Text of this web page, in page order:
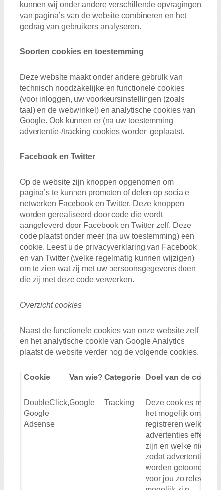
kunnen wij onder andere verschillende opvragingen
van pagina’s van de website combineren en het
gedrag van gebruikers analyseren.
Soorten cookies en toestemming
Deze website maakt onder andere gebruik van
technisch noodzakelijke en functionele cookies
(voor inloggen, uw voorkeursinstellingen (zoals
taal) en de webwinkel) en analytische cookies van
Google. Ook kunnen er (na uw toestemming
advertentie-/tracking cookies worden geplaatst.
Facebook en Twitter
Op de website zijn knoppen opgenomen om
pagina’s te kunnen promoten of delen op sociale
netwerken Facebook en Twitter. Deze knoppen
worden gerealiseerd door code die wordt
aangeleverd door Facebook en Twitter zelf. Deze
code plaatst onder meer (na uw toestemming) een
cookie. Leest u de privacyverklaring van Facebook
en van Twitter (welke regelmatig kunnen wijzigen)
om te zien wat zij met uw persoonsgegevens doen
die zij met deze code verwerken.
Overzicht cookies
Naast de functionele cookies van onze website zelf
en het analytische cookie van Google Analytics
plaatst de website verder nog de volgende cookies.
Cookie Van wie? Categorie Doel van de cookie
DoubleClick,
Google
Adsense
Google Tracking
Deze cookies maken
het mogelijk om te
registreren welke
advertenties effectief
zijn en welke niet,
zodat advertenties
worden getoond die
voor jou zo relevant